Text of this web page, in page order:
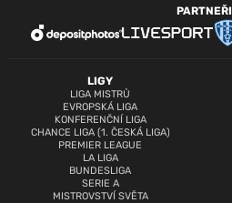
LIGY
LIGA MISTRŮ
EVROPSKÁ LIGA
KONFERENČNÍ LIGA
CHANCE LIGA (1. ČESKÁ LIGA)
PREMIER LEAGUE
LA LIGA
BUNDESLIGA
SERIE A
MISTROVSTVÍ SVĚTA
PARTNEŘI